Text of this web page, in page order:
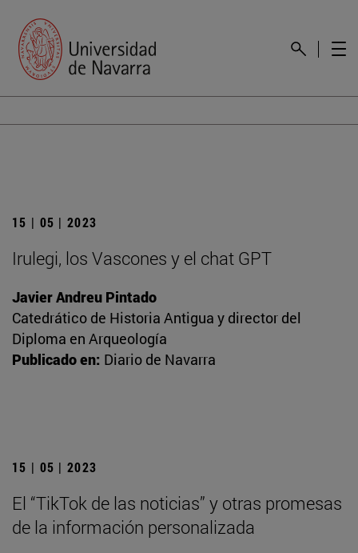
15 | 05 | 2023
Irulegi, los Vascones y el chat GPT
Javier Andreu Pintado
Catedrático de Historia Antigua y director del
Diploma en Arqueología
Publicado en: Diario de Navarra
15 | 05 | 2023
El “TikTok de las noticias” y otras promesas
de la información personalizada